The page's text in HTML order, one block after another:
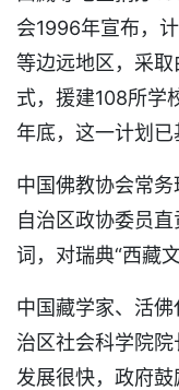
会1996年宣布，
等边远地区，采
式，援建108所学
年底，这一计划已
中国佛教协会常
自治区政协委员
词，对瑞典“西藏
中国藏学家、活
治区社会科学院
发展很快，政府